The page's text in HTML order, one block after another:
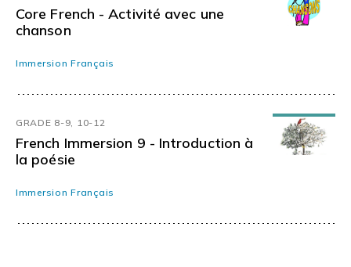
Core French - Activité avec une
chanson
Immersion Français
GRADE 8-9, 10-12
French Immersion 9 - Introduction à
la poésie
Immersion Français